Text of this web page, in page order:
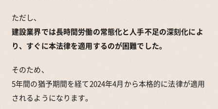
ただし、
建設業界では長時間労働の常態化と人手不足の深刻化によ
り、すぐに本法律を適用するのが困難でした。
そのため、
5年間の猶予期間を経て2024年4月から本格的に法律が適用
されるようになります。